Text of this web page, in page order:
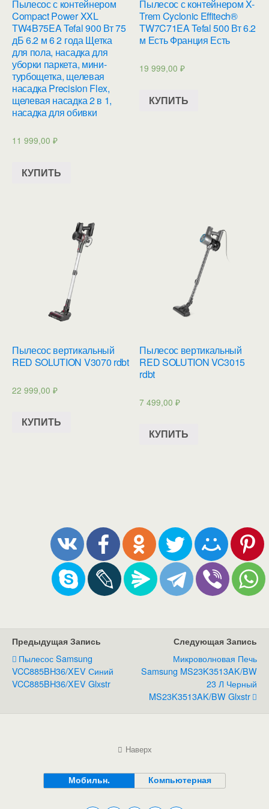
Пылесос с контейнером
Compact Power XXL
TW4B75EA Tefal 900 Вт 75
дБ 6.2 м 6 2 года Щетка
для пола, насадка для
уборки паркета, мини-
турбощетка, щелевая
насадка Precision Flex,
щелевая насадка 2 в 1,
насадка для обивки
11 999,00 ₽
КУПИТЬ
Пылесос с контейнером X-
Trem Cyclonic Effitech®
TW7C71EA Tefal 500 Вт 6.2
м Есть Франция Есть
19 999,00₽
КУПИТЬ
Пылесос вертикальный
RED SOLUTION V3070 rdbt
22 999,00 ₽
КУПИТЬ
Пылесос вертикальный
RED SOLUTION VC3015
rdbt
7 499,00₽
КУПИТЬ
Предыдущая Запись
Пылесос Samsung
VCC885BH36/XEV Синий
VCC885BH36/XEV Glxstr
Следующая Запись
Микроволновая Печь
Samsung MS23K3513AK/BW
23 Л Черный
MS23K3513AK/BW Glxstr
Наверх
Мобильн. Компьютерная